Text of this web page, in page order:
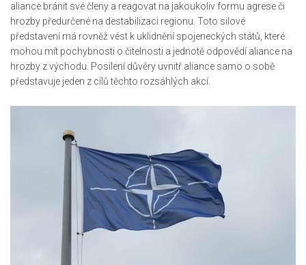
aliance bránit své členy a reagovat na jakoukoliv formu agrese či
hrozby předurčené na destabilizaci regionu. Toto silové
představení má rovněž vést k uklidnění spojeneckých států, které
mohou mít pochybnosti o čitelnosti a jednotě odpovědí aliance na
hrozby z východu. Posílení důvěry uvnitř aliance samo o sobě
představuje jeden z cílů těchto rozsáhlých akcí.